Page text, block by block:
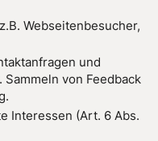
Webseitenbesucher,
und
Sammeln von Feedback
Interessen (Art. 6 Abs.